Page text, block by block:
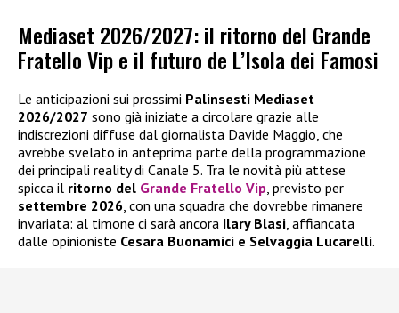
Mediaset 2026/2027: il ritorno del Grande
Fratello Vip e il futuro de L’Isola dei Famosi
Le anticipazioni sui prossimi Palinsesti Mediaset
2026/2027 sono già iniziate a circolare grazie alle
indiscrezioni diffuse dal giornalista Davide Maggio, che
avrebbe svelato in anteprima parte della programmazione
dei principali reality di Canale 5. Tra le novità più attese
spicca il ritorno del Grande Fratello Vip , previsto per
settembre 2026 , con una squadra che dovrebbe rimanere
invariata: al timone ci sarà ancora Ilary Blasi , affiancata
dalle opinioniste Cesara Buonamici e Selvaggia Lucarelli.